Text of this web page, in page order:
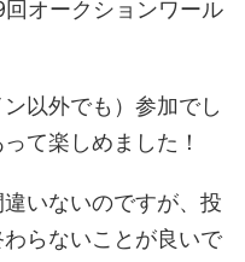
オークションワール
以外でも）参加でし
て楽しめました！
いないのですが、投
らないことが良いで